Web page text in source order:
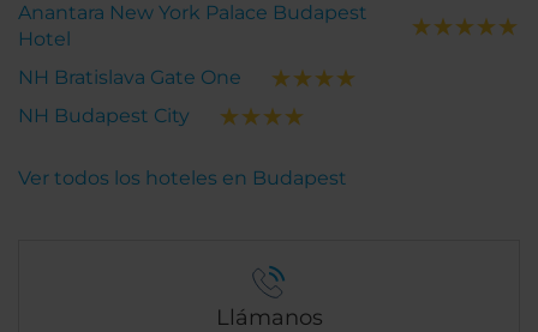
Anantara New York Palace Budapest
Hotel
NH Bratislava Gate One
NH Budapest City
Ver todos los hoteles en Budapest
Llámanos